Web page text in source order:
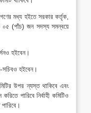
মধ্য হইতে সরকার কর্তৃক,
০৫ (পাঁচ) জন সদস্য সমন্বয়ে
হইবেন।
সচিবও হইবেন।
উপর ন্যস্ত থাকিবে এবং
পারিবে নির্বাহী কমিটিও